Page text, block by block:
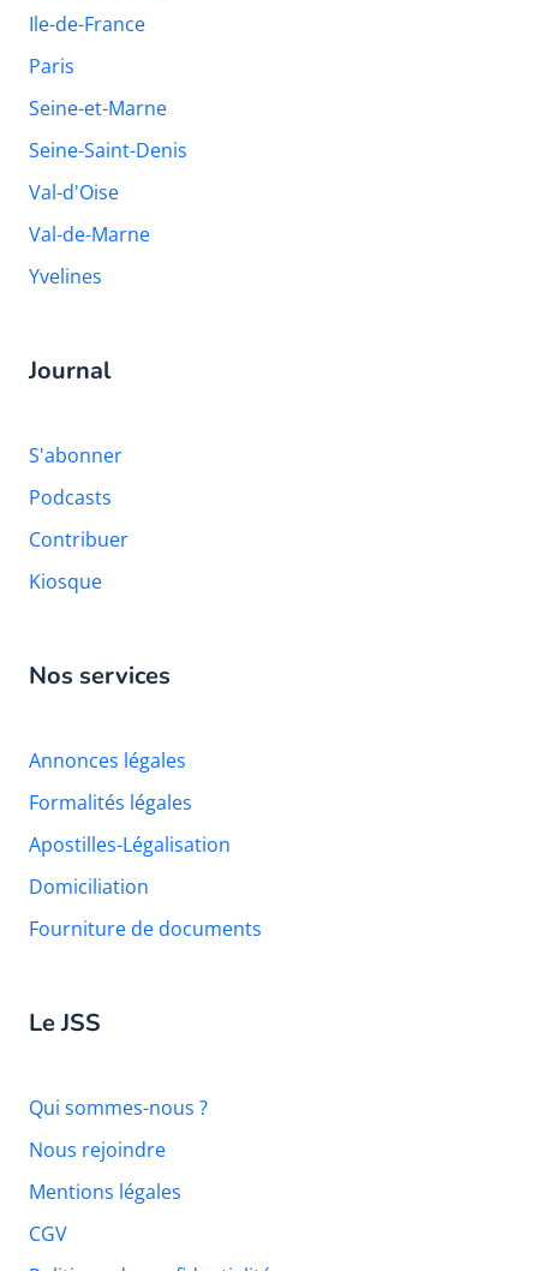
Ile-de-France
Paris
Seine-et-Marne
Seine-Saint-Denis
Val-d'Oise
Val-de-Marne
Yvelines
Journal
S'abonner
Podcasts
Contribuer
Kiosque
Nos services
Annonces légales
Formalités légales
Apostilles-Légalisation
Domiciliation
Fourniture de documents
Le JSS
Qui sommes-nous ?
Nous rejoindre
Mentions légales
CGV